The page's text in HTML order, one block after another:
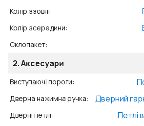
Колір ззовні:
Колір зсередини:
Склопакет:
2.Аксесуари
Виступаючі пороги:
Дверна нажимна ручка: Дверний
Дверні петлі: Петлі